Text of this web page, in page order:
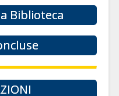
Biblioteca